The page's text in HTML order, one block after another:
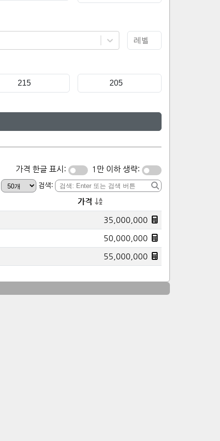
가격 한글 표시: 1만 이하 생략:
검색:
가격
35,000,000
50,000,000
55,000,000